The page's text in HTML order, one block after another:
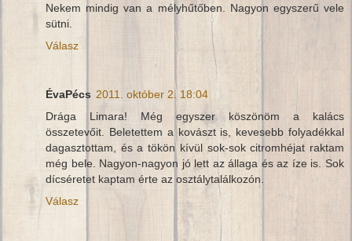
Nekem mindig van a mélyhűtőben. Nagyon egyszerű vele
sütni.
Válasz
ÉvaPécs 2011. október 2. 18:04
Drága Limara! Még egyszer köszönöm a kalács
összetevőit. Beletettem a kovászt is, kevesebb folyadékkal
dagasztottam, és a tökön kívül sok-sok citromhéjat raktam
még bele. Nagyon-nagyon jó lett az állaga és az íze is. Sok
dícséretet kaptam érte az osztálytalálkozón.
Válasz